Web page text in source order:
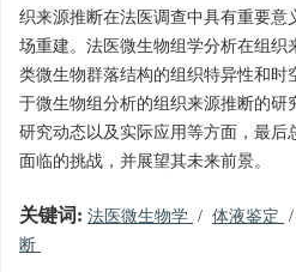
织来源推断在法医调查中具有重要意
场重建。法医微生物组学分析在组织
类微生物群落结构的组织特异性和时
于微生物组分析的组织来源推断的研
研究动态以及实际应用等方面，最后
面临的挑战，并展望其未来前景。
关键词: 法医微生物学 / 体液鉴定 /
断